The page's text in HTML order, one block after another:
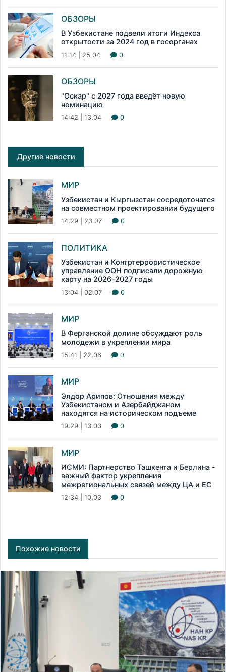
ОБЗОРЫ
В Узбекистане подвели итоги Индекса
открытости за 2024 год в госорганах
11:14 | 25.04 0
ОБЗОРЫ
"Оскар" с 2027 года введёт новую
номинацию
14:42 | 13.04 0
Другие новости
МИР
Узбекистан и Кыргызстан сосредоточатся
на совместном проектировании будущего
14:29 | 23.07 0
ПОЛИТИКА
Узбекистан и Контртеррористическое
управление ООН подписали дорожную
карту на 2026-2027 годы
13:04 | 02.07 0
МИР
В Ферганской долине обсуждают роль
молодежи в укреплении мира
15:41 | 22.06 0
МИР
Элдор Арипов: Отношения между
Узбекистаном и Азербайджаном
находятся на историческом подъеме
19:29 | 13.03 0
МИР
ИСМИ: Партнерство Ташкента и Берлина -
важный фактор укрепления
межрегиональных связей между ЦА и ЕС
12:34 | 10.03 0
Похожие новости